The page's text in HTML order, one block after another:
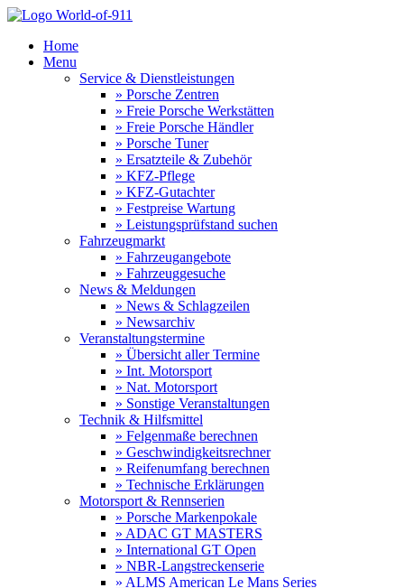
Home
Menu
Service & Dienstleistungen
» Porsche Zentren
» Freie Porsche Werkstätten
» Freie Porsche Händler
» Porsche Tuner
» Ersatzteile & Zubehör
» KFZ-Pflege
» KFZ-Gutachter
» Festpreise Wartung
» Leistungsprüfstand suchen
Fahrzeugmarkt
» Fahrzeugangebote
» Fahrzeuggesuche
News & Meldungen
» News & Schlagzeilen
» Newsarchiv
Veranstaltungstermine
» Übersicht aller Termine
» Int. Motorsport
» Nat. Motorsport
» Sonstige Veranstaltungen
Technik & Hilfsmittel
» Felgenmaße berechnen
» Geschwindigkeitsrechner
» Reifenumfang berechnen
» Technische Erklärungen
Motorsport & Rennserien
» Porsche Markenpokale
» ADAC GT MASTERS
» International GT Open
» NBR-Langstreckenserie
» ALMS American Le Mans Series